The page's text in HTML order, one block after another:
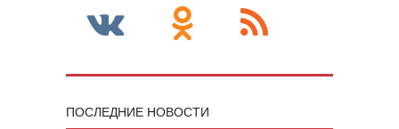
ПОСЛЕДНИЕ НОВОСТИ